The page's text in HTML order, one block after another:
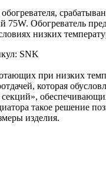
Обогреватель
низких
SNK
при низких
которая
такое решение
изделия.